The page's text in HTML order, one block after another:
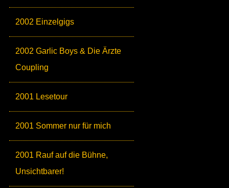
2002 Einzelgigs
2002 Garlic Boys & Die Ärzte
Coupling
2001 Lesetour
2001 Sommer nur für mich
2001 Rauf auf die Bühne,
Unsichtbarer!